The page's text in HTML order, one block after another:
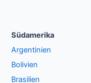
Südamerika
Argentinien
Bolivien
Brasilien